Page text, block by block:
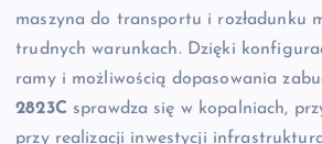
maszyna do transportu i rozładunku
trudnych warunkach. Dzięki
ramy i możliwością dopasowania
2823C sprawdza się w kopalniach,
przy realizacji inwestycji